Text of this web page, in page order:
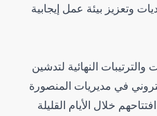
وتعزيز بيئة عمل إيجابية
النهائية لتدشين
في مديريات المنصورة
خلال الأيام القليلة